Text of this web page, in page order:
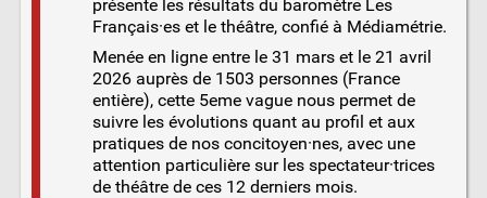
présente les résultats du baromètre Les
Français·es et le théâtre, confié à Médiamétrie.
Menée en ligne entre le 31 mars et le 21 avril
2026 auprès de 1503 personnes (France
entière), cette 5eme vague nous permet de
suivre les évolutions quant au profil et aux
pratiques de nos concitoyen·nes, avec une
attention particulière sur les spectateur·trices
de théâtre de ces 12 derniers mois.